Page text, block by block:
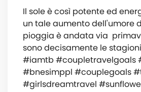
Il sole è così potente ed
un tale aumento dell'umore
pioggia è andata via
sono decisamente le
#iamtb #coupletravelgoals
#bnesimppl #couplegoals
#girlsdreamtravel